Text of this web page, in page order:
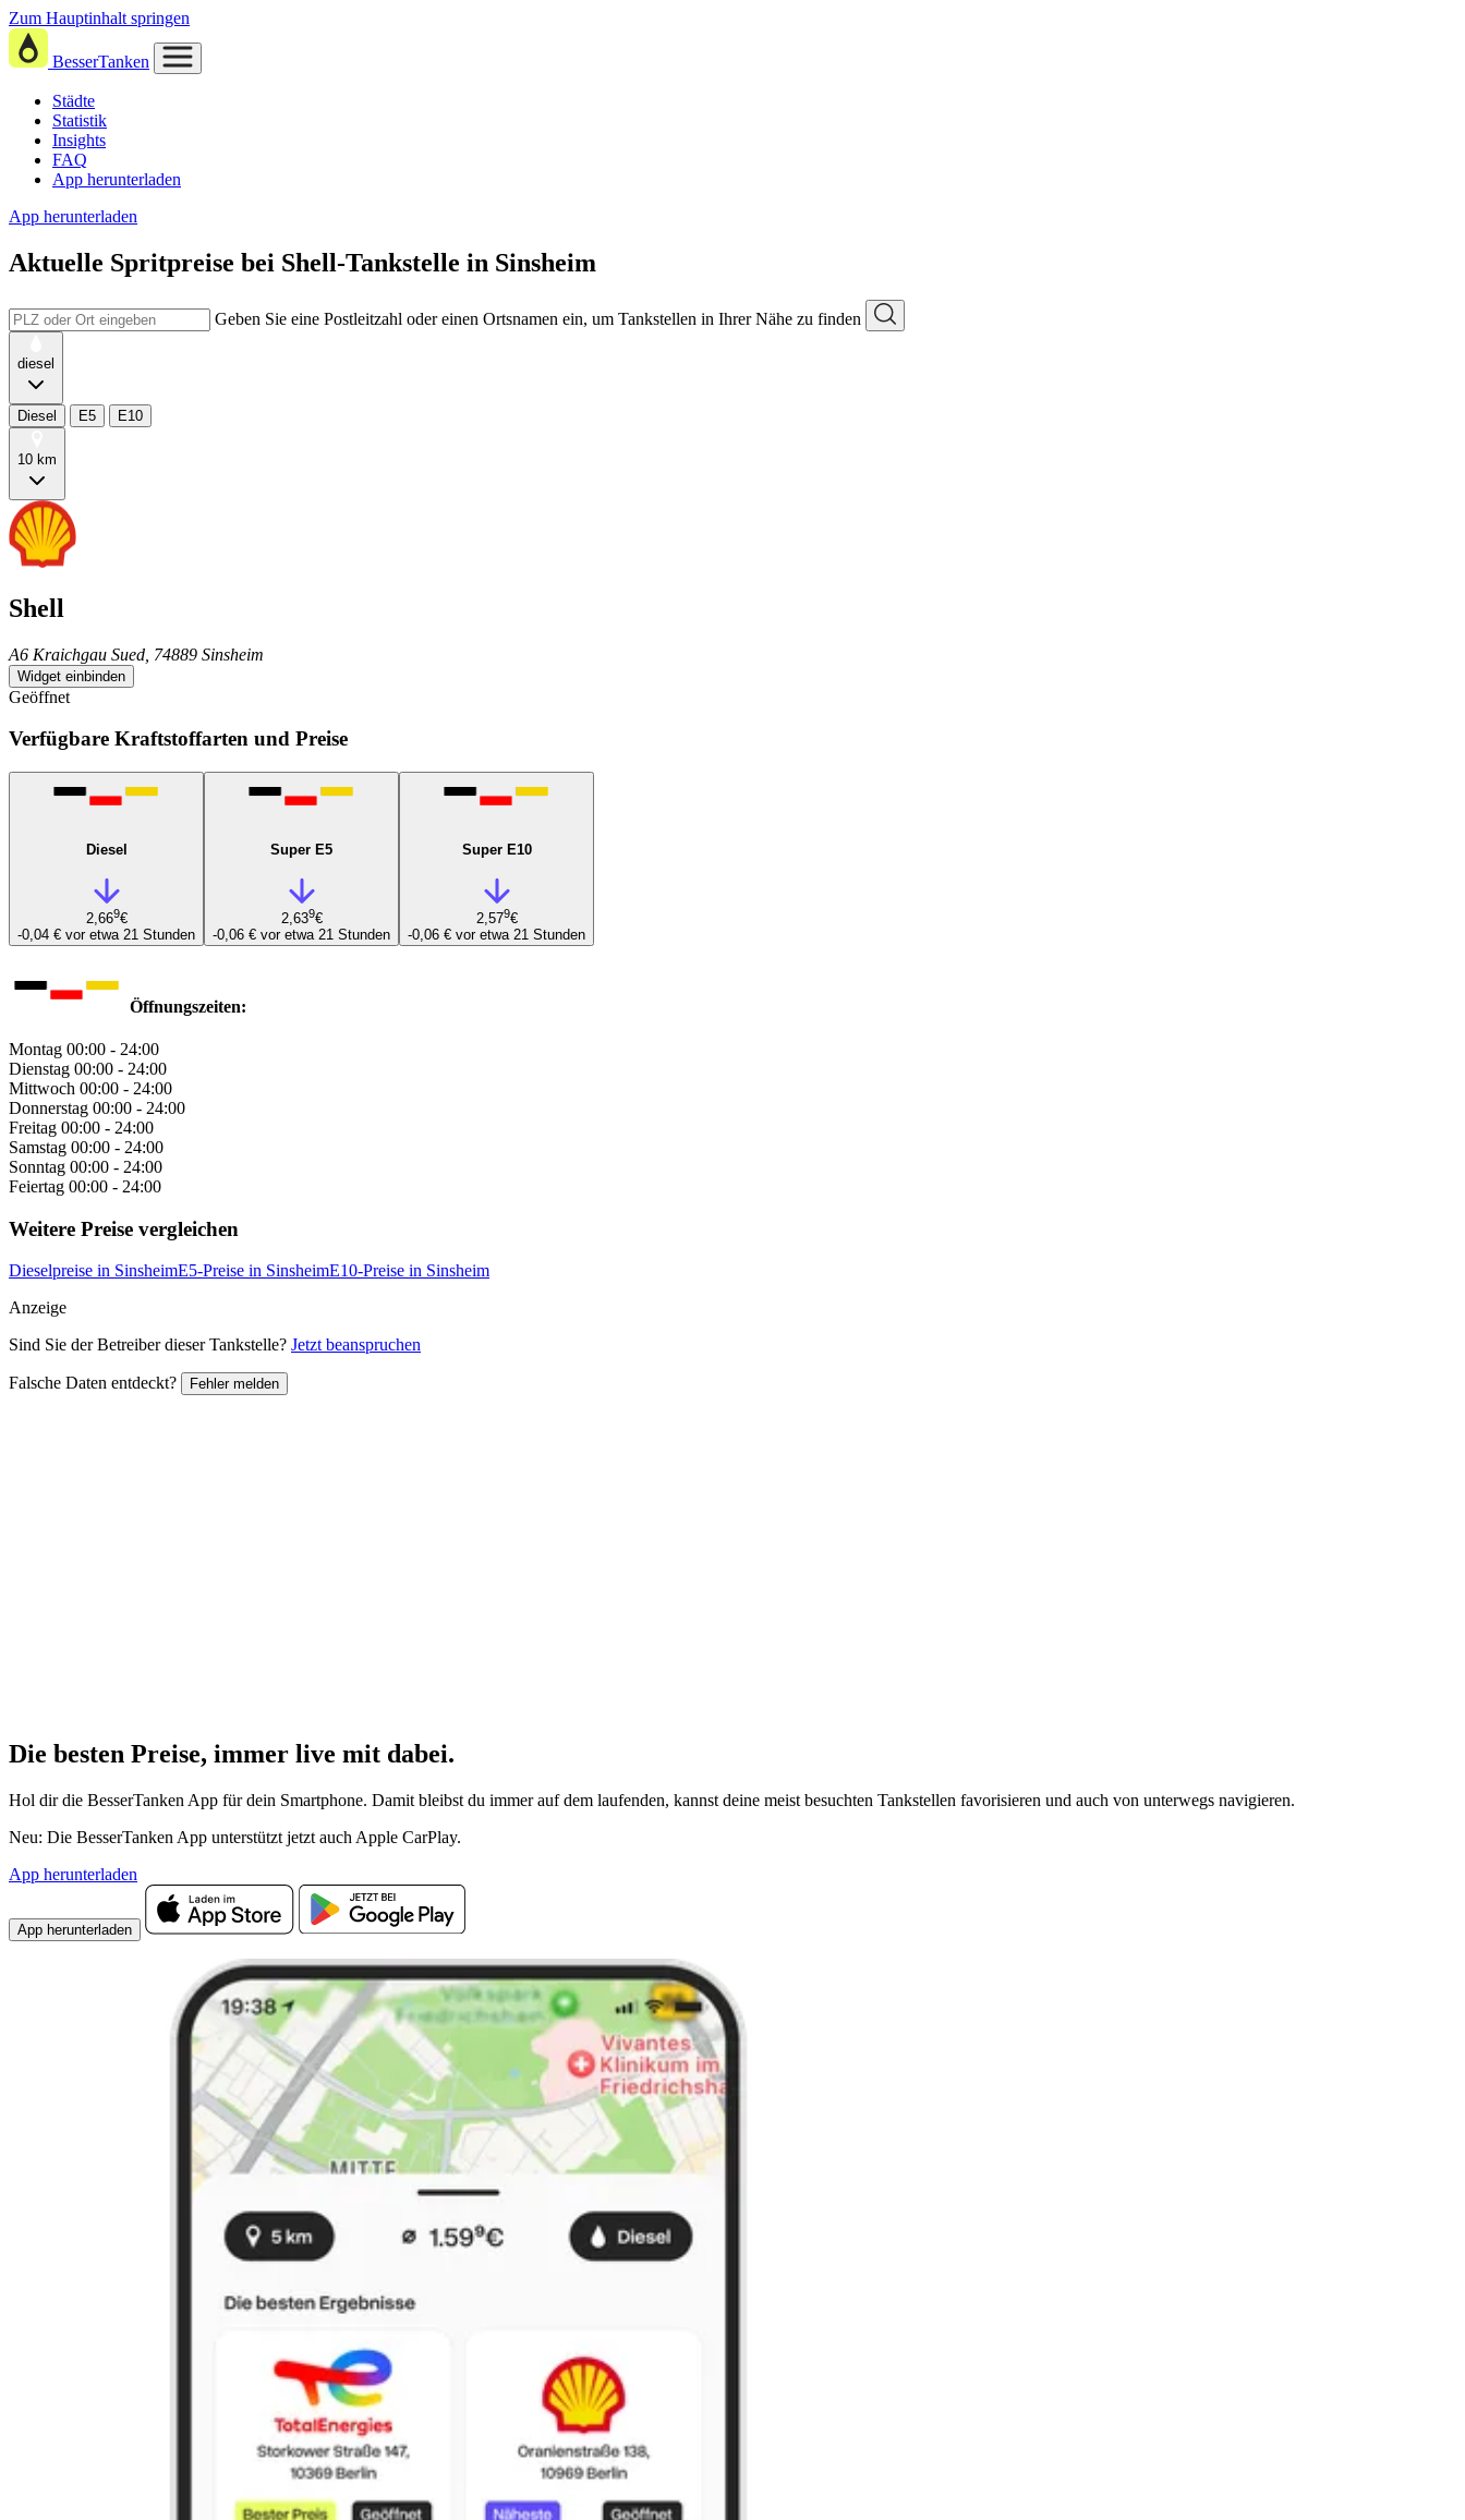
Zum Hauptinhalt springen
BesserTanken
Städte
Statistik
Insights
FAQ
App herunterladen
App herunterladen
Aktuelle Spritpreise bei Shell-Tankstelle in Sinsheim
Geben Sie eine Postleitzahl oder einen Ortsnamen ein, um Tankstellen in Ihrer Nähe zu finden
diesel
Diesel E5 E10
10 km
Shell
A6 Kraichgau Sued, 74889 Sinsheim
Widget einbinden
Geöffnet
Verfügbare Kraftstoffarten und Preise
Diesel
2,669€
-0,04 € vor etwa 21 Stunden
Super E5
2,639€
-0,06 € vor etwa 21 Stunden
Super E10
2,579€
-0,06 € vor etwa 21 Stunden
Öffnungszeiten:
Montag 00:00 - 24:00
Dienstag 00:00 - 24:00
Mittwoch 00:00 - 24:00
Donnerstag 00:00 - 24:00
Freitag 00:00 - 24:00
Samstag 00:00 - 24:00
Sonntag 00:00 - 24:00
Feiertag 00:00 - 24:00
Weitere Preise vergleichen
Dieselpreise in SinsheimE5-Preise in SinsheimE10-Preise in Sinsheim
Anzeige
Sind Sie der Betreiber dieser Tankstelle? Jetzt beanspruchen
Falsche Daten entdeckt? Fehler melden
Die besten Preise, immer live mit dabei.
Hol dir die BesserTanken App für dein Smartphone. Damit bleibst du immer auf dem laufenden, kannst deine meist besuchten Tankstellen favorisieren und auch von unterwegs navigieren.
Neu: Die BesserTanken App unterstützt jetzt auch Apple CarPlay.
App herunterladen
App herunterladen